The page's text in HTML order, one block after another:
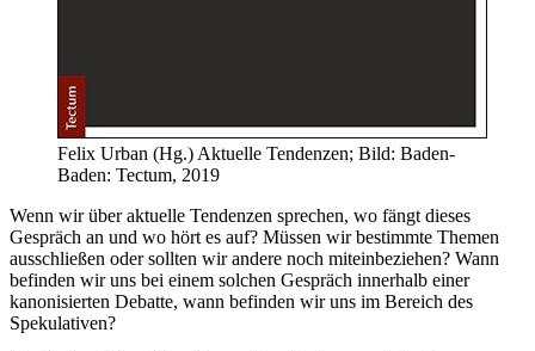
Felix Urban (Hg.) Aktuelle Tendenzen; Bild: Baden-
Baden: Tectum, 2019
Wenn wir über aktuelle Tendenzen sprechen, wo fängt dieses
Gespräch an und wo hört es auf? Müssen wir bestimmte Themen
ausschließen oder sollten wir andere noch miteinbeziehen? Wann
befinden wir uns bei einem solchen Gespräch innerhalb einer
kanonisierten Debatte, wann befinden wir uns im Bereich des
Spekulativen?